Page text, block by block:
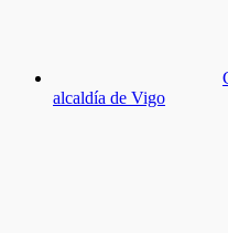
alcaldía de Vigo